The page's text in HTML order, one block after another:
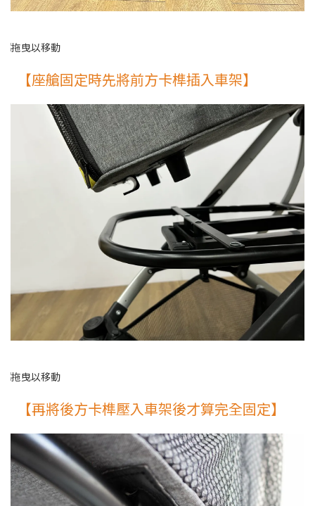
【座艙固定時先將前方卡榫插入車架】
【再將後方卡榫壓入車架後才算完全固定】